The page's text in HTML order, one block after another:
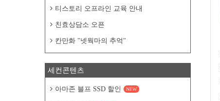
티스토리 오프라인 교육 안내
친효상담소 오픈
칸만화 "넷웍마의 추억"
세컨콘텐츠
아마존 블프 SSD 할인 NEW